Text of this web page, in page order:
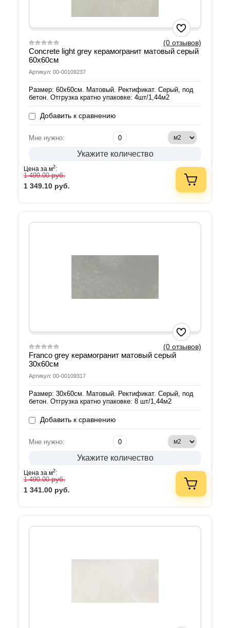
(0 отзывов)
Concrete light grey керамогранит матовый серый
60х60см
Артикул: 00-00109237
Размер: 60х60см. Матовый. Ректификат. Серый, под
бетон. Отгрузка кратно упаковке: 4шт/1,44м2
Добавить к сравнению
Мне нужно:
Укажите количество
Цена за м2:
1 499.00руб.
1 349.10 руб.
(0 отзывов)
Franco grey керамогранит матовый серый
30х60см
Артикул: 00-00109317
Размер: 30х60см. Матовый. Ректификат. Серый, под
бетон. Отгрузка кратно упаковке: 8 шт/1,44м2
Добавить к сравнению
Мне нужно:
Укажите количество
Цена за м2:
1 490.00руб.
1 341.00 руб.